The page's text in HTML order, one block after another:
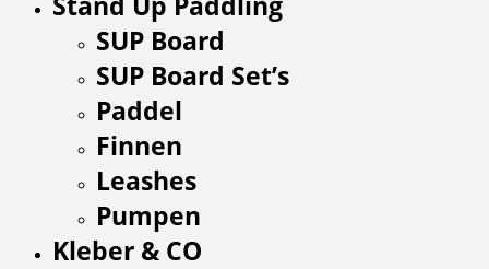
SUP Board
SUP Board Set’s
Paddel
Finnen
Leashes
Pumpen
Kleber & CO